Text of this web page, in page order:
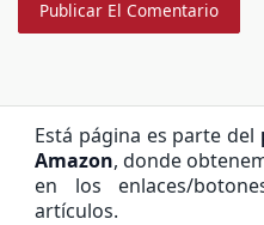
Está página es parte del
Amazon, donde
en los enlaces/
artículos.